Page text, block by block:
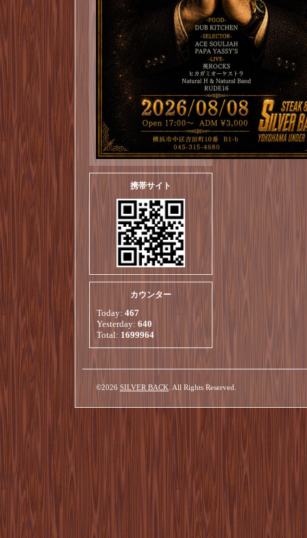
携帯サイト
カウンター
Today: 467
Yesterday: 640
Total: 1699964
©2026 SILVER BACK . All Rights Reserved.